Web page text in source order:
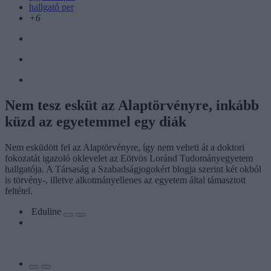
hallgató per
+6
Nem tesz esküt az Alaptörvényre, inkább
küzd az egyetemmel egy diák
Nem esküdött fel az Alaptörvényre, így nem veheti át a doktori
fokozatát igazoló oklevelet az Eötvös Loránd Tudományegyetem
hallgatója. A Társaság a Szabadságjogokért blogja szerint két okból
is törvény-, illetve alkotmányellenes az egyetem által támasztott
feltétel.
Eduline